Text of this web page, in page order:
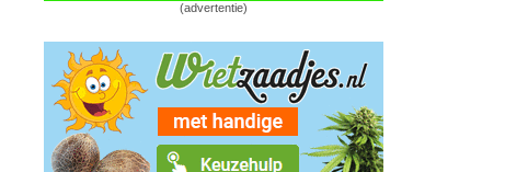
(advertentie)